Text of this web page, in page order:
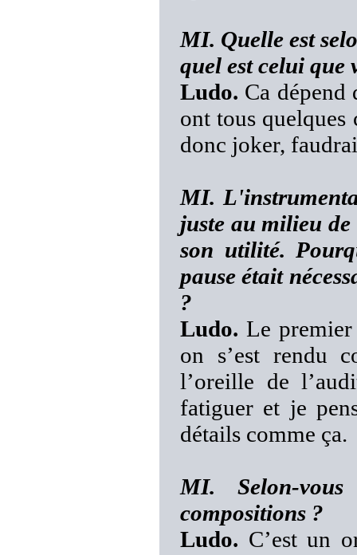
MI. Quelle est
quel est celui que
Ludo. Ca dépend
ont tous quelques
donc joker,
MI.
juste au milieu
son utilité.
pause était
?
Ludo. Le
on s’est rendu
l’oreille de
fatiguer et je
détails comme ça.
MI. Selon-
compositions ?
Ludo. C’est un